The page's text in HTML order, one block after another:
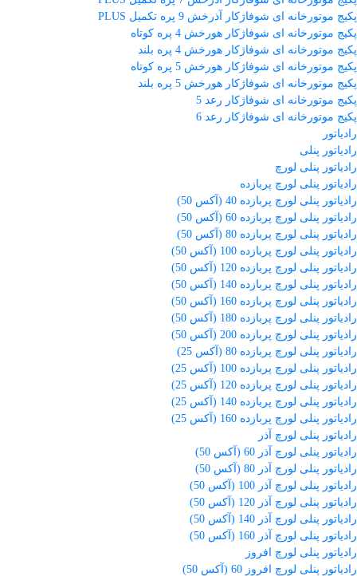
پکیج موتورخانه ای شوفاژکار آذرخش 9 پره تکمیل PLUS
پکیج موتورخانه ای شوفاژکار هورخش 4 پره کوتاه
پکیج موتورخانه ای شوفاژکار هورخش 4 پره بلند
پکیج موتورخانه ای شوفاژکار هورخش 5 پره کوتاه
پکیج موتورخانه ای شوفاژکار هورخش 5 پره بلند
پکیج موتورخانه ای شوفاژکار رعد 5
پکیج موتورخانه ای شوفاژکار رعد 6
رادیاتور
رادیاتور پنلی
رادیاتور پنلی لورچ
رادیاتور پنلی لورچ پربازده
رادیاتور پنلی لورچ پربازده 40 (آکس 50)
رادیاتور پنلی لورچ پربازده 60 (آکس 50)
رادیاتور پنلی لورچ پربازده 80 (آکس 50)
رادیاتور پنلی لورچ پربازده 100 (آکس 50)
رادیاتور پنلی لورچ پربازده 120 (آکس 50)
رادیاتور پنلی لورچ پربازده 140 (آکس 50)
رادیاتور پنلی لورچ پربازده 160 (آکس 50)
رادیاتور پنلی لورچ پربازده 180 (آکس 50)
رادیاتور پنلی لورچ پربازده 200 (آکس 50)
رادیاتور پنلی لورچ پربازده 80 (آکس 25)
رادیاتور پنلی لورچ پربازده 100 (آکس 25)
رادیاتور پنلی لورچ پربازده 120 (آکس 25)
رادیاتور پنلی لورچ پربازده 140 (آکس 25)
رادیاتور پنلی لورچ پربازده 160 (آکس 25)
رادیاتور پنلی لورچ آذر
رادیاتور پنلی لورچ آذر 60 (آکس 50)
رادیاتور پنلی لورچ آذر 80 (آکس 50)
رادیاتور پنلی لورچ آذر 100 (آکس 50)
رادیاتور پنلی لورچ آذر 120 (آکس 50)
رادیاتور پنلی لورچ آذر 140 (آکس 50)
رادیاتور پنلی لورچ آذر 160 (آکس 50)
رادیاتور پنلی لورچ افروز
رادیاتور پنلی لورچ افروز 60 (آکس 50)